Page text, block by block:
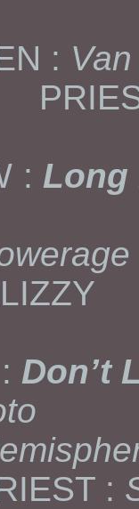
:
: Long
: Don’t
: